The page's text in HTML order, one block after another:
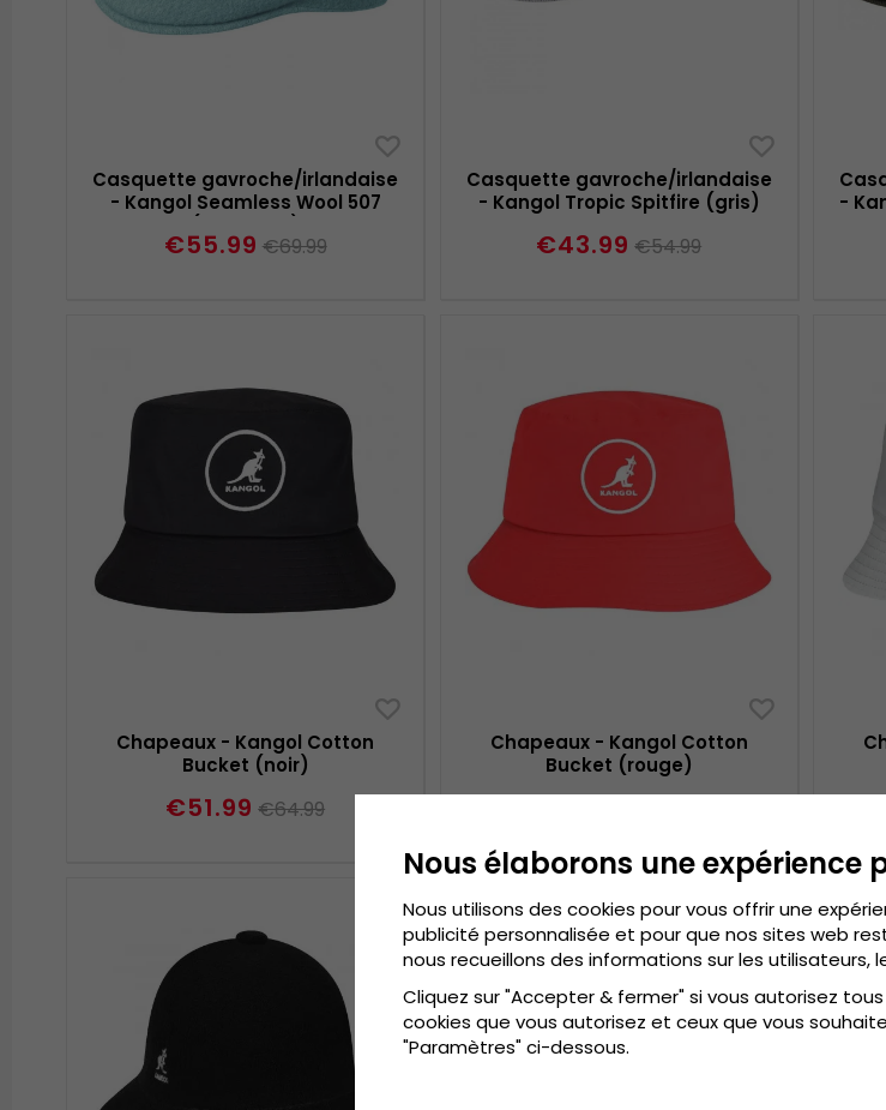
Casquette gavroche/irlandaise
- Kangol Seamless Wool 507
(vert-bleu)
€55.99 €69.99
Casquette gavroche/irlandaise
- Kangol Tropic Spitfire (gris)
€43.99 €54.99
-
Chapeaux - Kangol Cotton
Bucket (noir)
€51.99 €64.99
Chapeaux - Kangol Cotton
Bucket (rouge)
Nous élaborons une expérience
Nous utilisons des cookies pour vous offrir une
publicité personnalisée et pour que nos sites web
nous recueillons des informations sur les utilisateurs,
Cliquez sur "Accepter & fermer" si vous autorisez
cookies que vous autorisez et ceux que vous
"Paramètres" ci-dessous.